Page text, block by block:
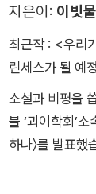
2년 동안 불륜
억짜리 의뢰가
아들을 되찾아
<청년 영매-모
제주에 한 달 살
지은이: 이빗물
최근작 : <우리
린세스가 될 예
소설과 비평을
블 ‘괴이학회’소
하나〉를 발표했